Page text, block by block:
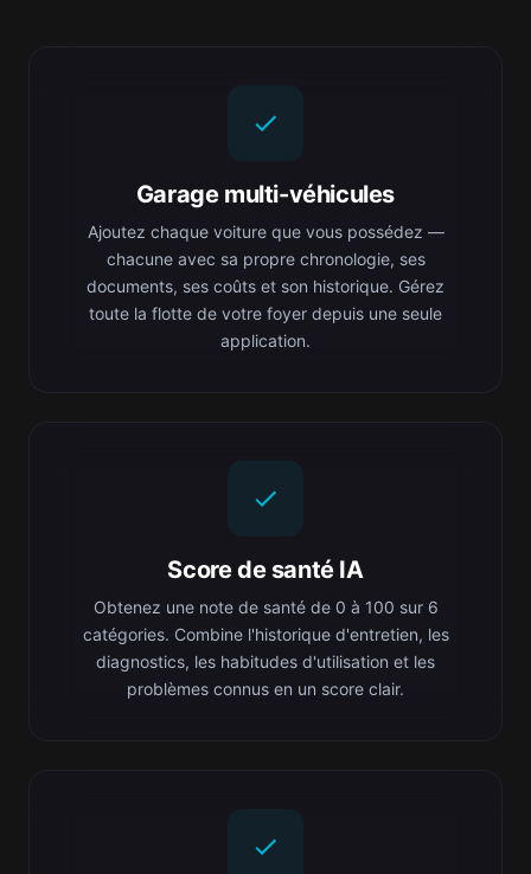
Garage multi-véhicules
Ajoutez chaque voiture que vous possédez —
chacune avec sa propre chronologie, ses
documents, ses coûts et son historique. Gérez
toute la flotte de votre foyer depuis une seule
application.
Score de santé IA
Obtenez une note de santé de 0 à 100 sur 6
catégories. Combine l'historique d'entretien, les
diagnostics, les habitudes d'utilisation et les
problèmes connus en un score clair.